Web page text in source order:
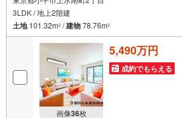
3LDK / 地上2階建
土地101.32m2 /建物78.76m2
画像36枚
5,490万円
成約でもらえる